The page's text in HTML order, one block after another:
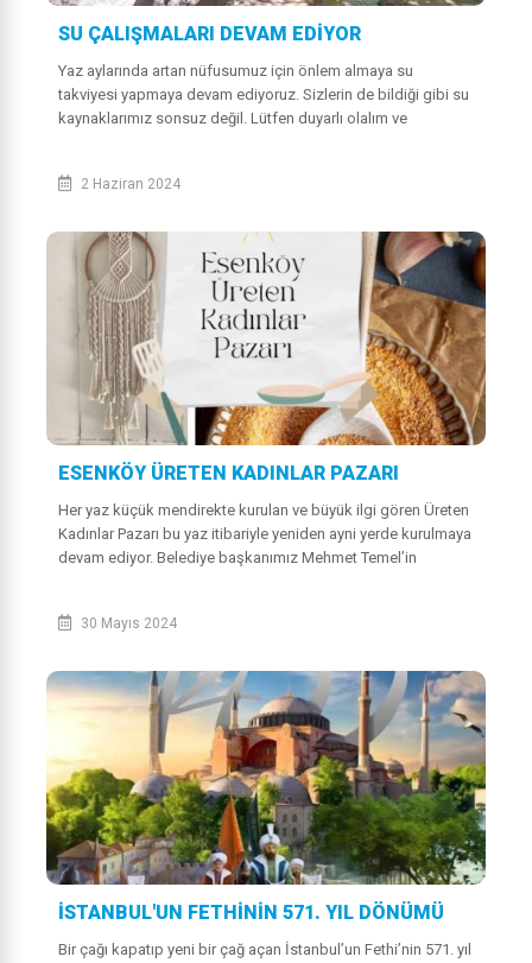
SU ÇALIŞMALARI DEVAM EDİYOR
Yaz aylarında artan nüfusumuz için önlem almaya su
takviyesi yapmaya devam ediyoruz. Sizlerin de bildiği gibi su
kaynaklarımız sonsuz değil. Lütfen duyarlı olalım ve
2 Haziran 2024
ESENKÖY ÜRETEN KADINLAR PAZARI
Her yaz küçük mendirekte kurulan ve büyük ilgi gören Üreten
Kadınlar Pazarı bu yaz itibariyle yeniden ayni yerde kurulmaya
devam ediyor. Belediye başkanımız Mehmet Temel’in
30 Mayıs 2024
İSTANBUL'UN FETHİNİN 571. YIL DÖNÜMÜ
Bir çağı kapatıp yeni bir çağ açan İstanbul’un Fethi’nin 571. yıl